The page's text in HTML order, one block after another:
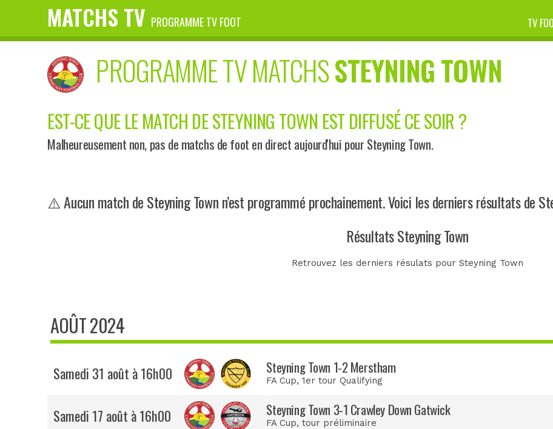
MATCHS TV PROGRAMME TV FOOT TV
PROGRAMME TV MATCHSSTEYNING TOWN
EST-CE QUE LE MATCH DE STEYNING TOWN EST DIFFUSÉ CE SOIR ?
Malheureusement non, pas de matchs de foot en direct aujourd'hui pour Steyning Town.
⚠️ Aucun match de Steyning Town n’est programmé prochainement. Voici les derniers résultats de
Résultats Steyning Town
Retrouvez les derniers résulats pour Steyning Town
AOÛT 2024
Samedi 31 août à 16h00 Steyning Town 1-2 Merstham
FA Cup, 1er tour Qualifying
Samedi 17 août à 16h00 Steyning Town 3-1 Crawley Down Gatwick
FA Cup, tour préliminaire